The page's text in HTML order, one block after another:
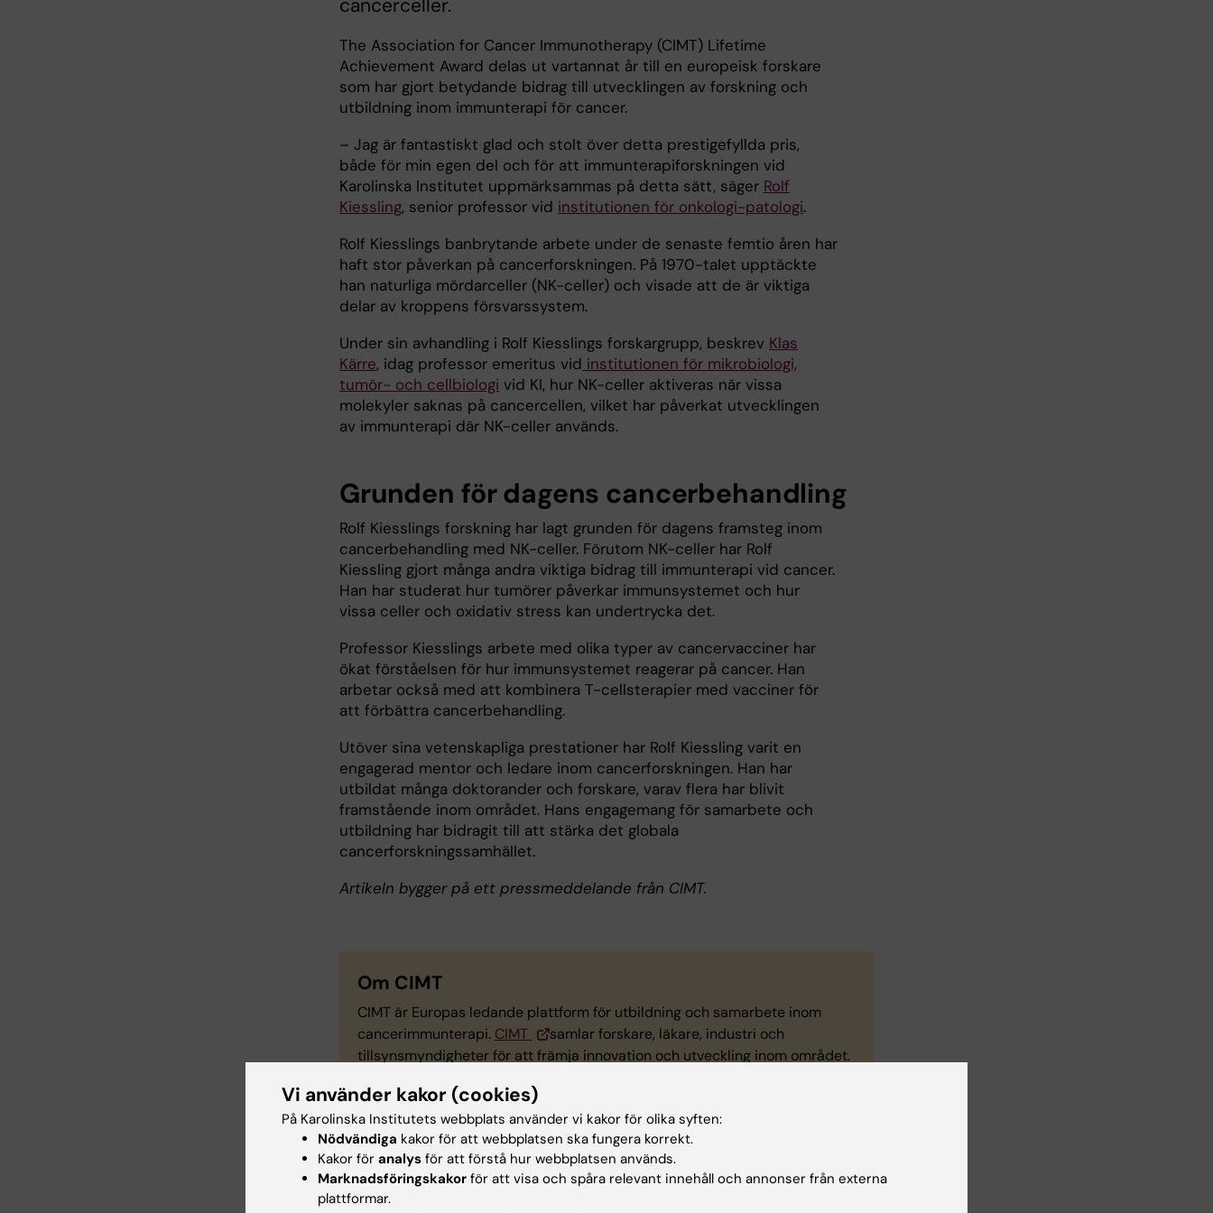
cancerceller.
The Association for Cancer Immunotherapy (CIMT) Lifetime
Achievement Award delas ut vartannat år till en europeisk forskare
som har gjort betydande bidrag till utvecklingen av forskning och
utbildning inom immunterapi för cancer.
– Jag är fantastiskt glad och stolt över detta prestigefyllda pris,
både för min egen del och för att immunterapiforskningen vid
Karolinska Institutet uppmärksammas på detta sätt, säger Rolf
Kiessling, senior professor vid institutionen för onkologi-patologi.
Rolf Kiesslings banbrytande arbete under de senaste femtio åren har
haft stor påverkan på cancerforskningen. På 1970-talet upptäckte
han naturliga mördarceller (NK-celler) och visade att de är viktiga
delar av kroppens försvarssystem.
Under sin avhandling i Rolf Kiesslings forskargrupp, beskrev Klas
Kärre, idag professor emeritus vid institutionen för mikrobiologi,
tumör- och cellbiologi vid KI, hur NK-celler aktiveras när vissa
molekyler saknas på cancercellen, vilket har påverkat utvecklingen
av immunterapi där NK-celler används.
Grunden för dagens cancerbehandling
Rolf Kiesslings forskning har lagt grunden för dagens framsteg inom
cancerbehandling med NK-celler. Förutom NK-celler har Rolf
Kiessling gjort många andra viktiga bidrag till immunterapi vid cancer.
Han har studerat hur tumörer påverkar immunsystemet och hur
vissa celler och oxidativ stress kan undertrycka det.
Professor Kiesslings arbete med olika typer av cancervacciner har
ökat förståelsen för hur immunsystemet reagerar på cancer. Han
arbetar också med att kombinera T-cellsterapier med vacciner för
att förbättra cancerbehandling.
Utöver sina vetenskapliga prestationer har Rolf Kiessling varit en
engagerad mentor och ledare inom cancerforskningen. Han har
utbildat många doktorander och forskare, varav flera har blivit
framstående inom området. Hans engagemang för samarbete och
utbildning har bidragit till att stärka det globala
cancerforskningssamhället.
Artikeln bygger på ett pressmeddelande från CIMT.
Om CIMT
CIMT är Europas ledande plattform för utbildning och samarbete inom
cancerimmunterapi. CIMT
samlar forskare, läkare, industri och
tillsynsmyndigheter för att främja innovation och utveckling inom området.
forskningsnätverk för att främja framsteg.
Mer om det här ämnet
Vi använder kakor (cookies)
På Karolinska Institutets webbplats använder vi kakor för olika syften:
Nödvändiga kakor för att webbplatsen ska fungera korrekt.
Kakor för analys för att förstå hur webbplatsen används.
Marknadsföringskakor för att visa och spåra relevant innehåll och annonser från externa
plattformar.